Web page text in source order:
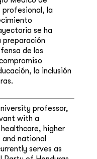
profesional, la
se ha
preparación
de los
la inclusión
professor,
with a
higher
national
serves as